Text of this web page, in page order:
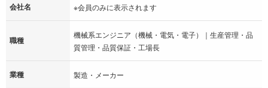
会社名 ※会員のみに表示されます
職種
機械系エンジニア（機械・電気・電子）｜生産管理・品
質管理・品質保証・工場長
業種 製造・メーカー